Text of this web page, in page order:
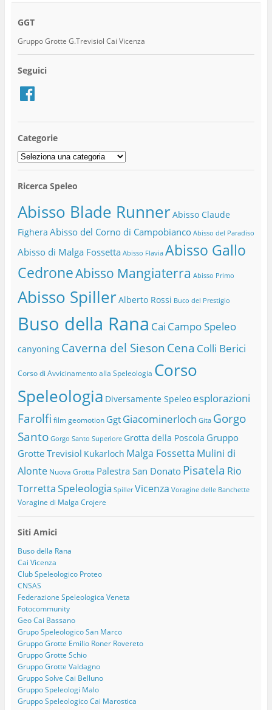
GGT
Gruppo Grotte G.Trevisiol Cai Vicenza
Seguici
Facebook
Categorie
Categorie
Ricerca Speleo
Abisso Blade RunnerAbisso Claude
Fighera Abisso del Corno di Campobianco Abisso del Paradiso
Abisso di Malga Fossetta Abisso Flavia Abisso Gallo
CedroneAbisso Mangiaterra Abisso Primo
Abisso SpillerAlberto Rossi Buco del Prestigio
Buso della Rana Cai Campo Speleo
canyoning Caverna del Sieson Cena Colli Berici
Corso di Avvicinamento alla Speleologia Corso
Speleologia Diversamente Speleo esplorazioni
Farolfi film geomotion Ggt Giacominerloch Gita Gorgo
Santo Gorgo Santo Superiore Grotta della Poscola Gruppo
Grotte Trevisiol Kukarloch Malga Fossetta Mulini di
Alonte Nuova Grotta Palestra San Donato Pisatela Rio
TorrettaSpeleologia Spiller Vicenza Voragine delle Banchette
Voragine di Malga Crojere
Siti Amici
Buso della Rana
Cai Vicenza
Club Speleologico Proteo
CNSAS
Federazione Speleologica Veneta
Fotocommunity
Geo Cai Bassano
Grupo Speleologico San Marco
Gruppo Grotte Emilio Roner Rovereto
Gruppo Grotte Schio
Gruppo Grotte Valdagno
Gruppo Solve Cai Belluno
Gruppo Speleologi Malo
Gruppo Speleologico Cai Marostica